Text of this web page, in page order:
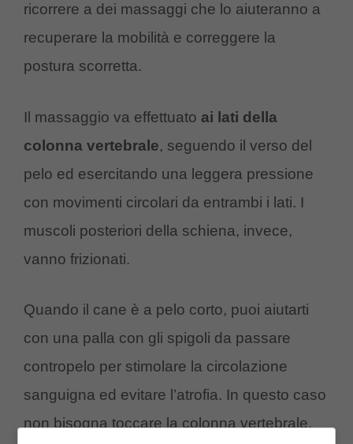
ricorrere a dei massaggi che lo aiuteranno a
recuperare la mobilità e correggere la
postura scorretta.
Il massaggio va effettuato ai lati della
colonna vertebrale, seguendo il verso del
pelo ed esercitando una leggera pressione
con movimenti circolari da entrambi i lati. I
muscoli posteriori della schiena, invece,
vanno frizionati.
Quando il cane è a pelo corto, puoi aiutarti
con una palla con gli spigoli da passare
contropelo per stimolare la circolazione
sanguigna ed evitare l’atrofia. In questo caso
non bisogna toccare la colonna vertebrale,